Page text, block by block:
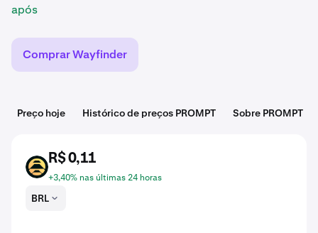
após
Comprar Wayfinder
Preço hoje Histórico de preços PROMPT Sobre PROMPT
PROMPT
R$ 0,11
+3,40% nas últimas 24 horas
BRL